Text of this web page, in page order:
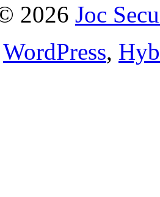
2026 Joc
WordPress,